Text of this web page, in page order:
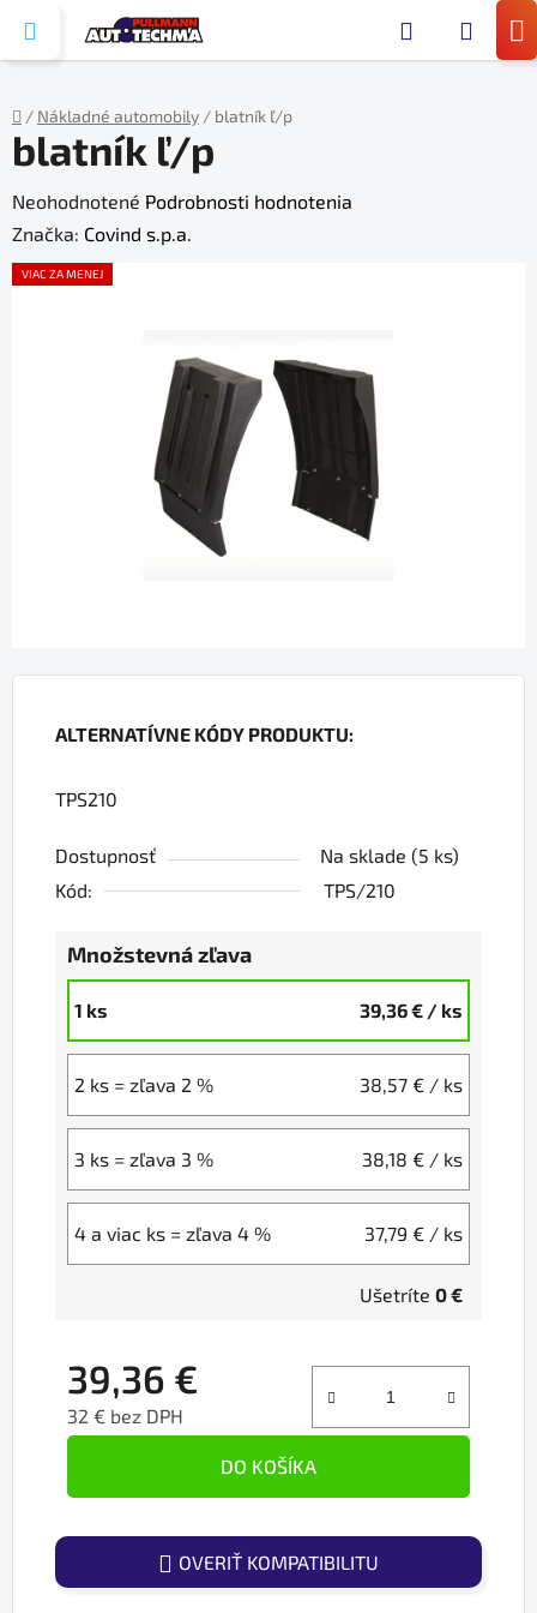
obsah
Domov
/ Nákladné automobily / blatník ľ/p
ALTERNATÍVNE KÓDY PRODUKTU:
TPS210
Dostupnosť Na sklade (5 ks)
Kód:
TPS/210
Množstevná zľava
1 ks 39,36 € / ks
2 ks = zľava 2 % 38,57 € / ks
3 ks = zľava 3 % 38,18 € / ks
4 a viac ks = zľava 4 % 37,79 € / ks
Ušetríte 0 €
39,36 €
32 € bez DPH
DO KOŠÍKA
OVERIŤ KOMPATIBILITU
blatník ľ/p
Priemerné
hodnotenie
produktu
Neohodnotené Podrobnosti hodnotenia
Značka: Covind s.p.a.
VIAC ZA MENEJ